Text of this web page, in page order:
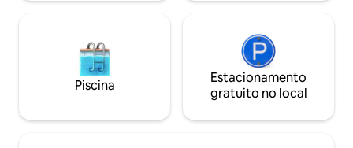
Piscina
Estacionamento
gratuito no local